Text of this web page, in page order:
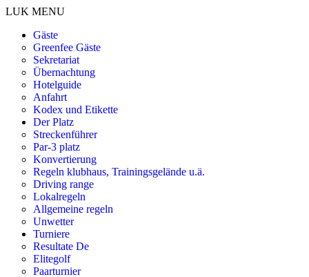
LUK MENU
Gäste
Greenfee Gäste
Sekretariat
Übernachtung
Hotelguide
Anfahrt
Kodex und Etikette
Der Platz
Streckenführer
Par-3 platz
Konvertierung
Regeln klubhaus, Trainingsgelände u.ä.
Driving range
Lokalregeln
Allgemeine regeln
Unwetter
Turniere
Resultate De
Elitegolf
Paarturnier